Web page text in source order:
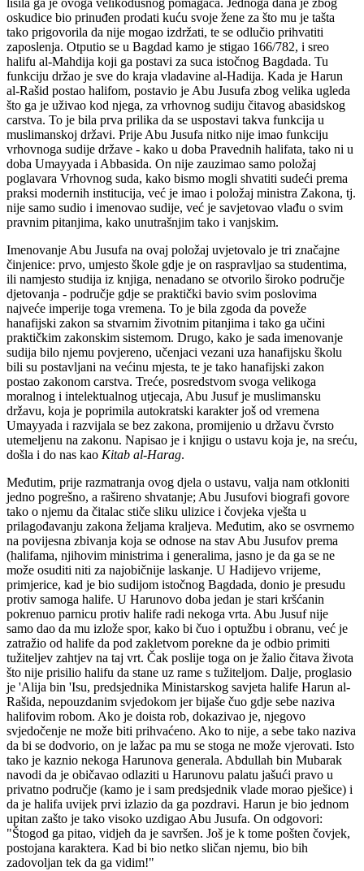
lišila ga je ovoga velikodušnog pomagača. Jednoga dana je zbog
oskudice bio prinuđen prodati kuću svoje žene za što mu je tašta
tako prigovorila da nije mogao izdržati, te se odlučio prihvatiti
zaposlenja. Otputio se u Bagdad kamo je stigao 166/782, i sreo
halifu al-Mahdija koji ga postavi za suca istočnog Bagdada. Tu
funkciju držao je sve do kraja vladavine al-Hadija. Kada je Harun
al-Rašid postao halifom, postavio je Abu Jusufa zbog velika ugleda
što ga je uživao kod njega, za vrhovnog sudiju čitavog abasidskog
carstva. To je bila prva prilika da se uspostavi takva funkcija u
muslimanskoj državi. Prije Abu Jusufa nitko nije imao funkciju
vrhovnoga sudije države - kako u doba Pravednih halifata, tako ni u
doba Umayyada i Abbasida. On nije zauzimao samo položaj
poglavara Vrhovnog suda, kako bismo mogli shvatiti sudeći prema
praksi modernih institucija, već je imao i položaj ministra Zakona, tj.
nije samo sudio i imenovao sudije, već je savjetovao vlađu o svim
pravnim pitanjima, kako unutrašnjim tako i vanjskim.
Imenovanje Abu Jusufa na ovaj položaj uvjetovalo je tri značajne
činjenice: prvo, umjesto škole gdje je on raspravljao sa studentima,
ili namjesto studija iz knjiga, nenadano se otvorilo široko područje
djetovanja - područje gdje se praktički bavio svim poslovima
najveće imperije toga vremena. To je bila zgoda da poveže
hanafijski zakon sa stvarnim životnim pitanjima i tako ga učini
praktičkim zakonskim sistemom. Drugo, kako je sada imenovanje
sudija bilo njemu povjereno, učenjaci vezani uza hanafijsku školu
bili su postavljani na većinu mjesta, te je tako hanafijski zakon
postao zakonom carstva. Treće, posredstvom svoga velikoga
moralnog i intelektualnog utjecaja, Abu Jusuf je muslimansku
državu, koja je poprimila autokratski karakter još od vremena
Umayyada i razvijala se bez zakona, promijenio u državu čvrsto
utemeljenu na zakonu. Napisao je i knjigu o ustavu koja je, na sreću,
došla i do nas kao Kitab al-Harag.
Međutim, prije razmatranja ovog djela o ustavu, valja nam otkloniti
jedno pogrešno, a rašireno shvatanje; Abu Jusufovi biografi govore
tako o njemu da čitalac stiče sliku ulizice i čovjeka vješta u
prilagođavanju zakona željama kraljeva. Međutim, ako se osvrnemo
na povijesna zbivanja koja se odnose na stav Abu Jusufov prema
(halifama, njihovim ministrima i generalima, jasno je da ga se ne
može osuditi niti za najobičnije laskanje. U Hadijevo vrijeme,
primjerice, kad je bio sudijom istočnog Bagdada, donio je presudu
protiv samoga halife. U Harunovo doba jedan je stari kršćanin
pokrenuo parnicu protiv halife radi nekoga vrta. Abu Jusuf nije
samo dao da mu izlože spor, kako bi čuo i optužbu i obranu, već je
zatražio od halife da pod zakletvom porekne da je odbio primiti
tužiteljev zahtjev na taj vrt. Čak poslije toga on je žalio čitava života
što nije prisilio halifu da stane uz rame s tužiteljom. Dalje, proglasio
je 'Alija bin 'Isu, predsjednika Ministarskog savjeta halife Harun al-
Rašida, nepouzdanim svjedokom jer bijaše čuo gdje sebe naziva
halifovim robom. Ako je doista rob, dokazivao je, njegovo
svjedočenje ne može biti prihvaćeno. Ako to nije, a sebe tako naziva
da bi se dodvorio, on je lažac pa mu se stoga ne može vjerovati. Isto
tako je kaznio nekoga Harunova generala. Abdullah bin Mubarak
navodi da je običavao odlaziti u Harunovu palatu jašući pravo u
privatno područje (kamo je i sam predsjednik vlade morao pješice) i
da je halifa uvijek prvi izlazio da ga pozdravi. Harun je bio jednom
upitan zašto je tako visoko uzdigao Abu Jusufa. On odgovori:
"Štogod ga pitao, vidjeh da je savršen. Još je k tome pošten čovjek,
postojana karaktera. Kad bi bio netko sličan njemu, bio bih
zadovoljan tek da ga vidim!"